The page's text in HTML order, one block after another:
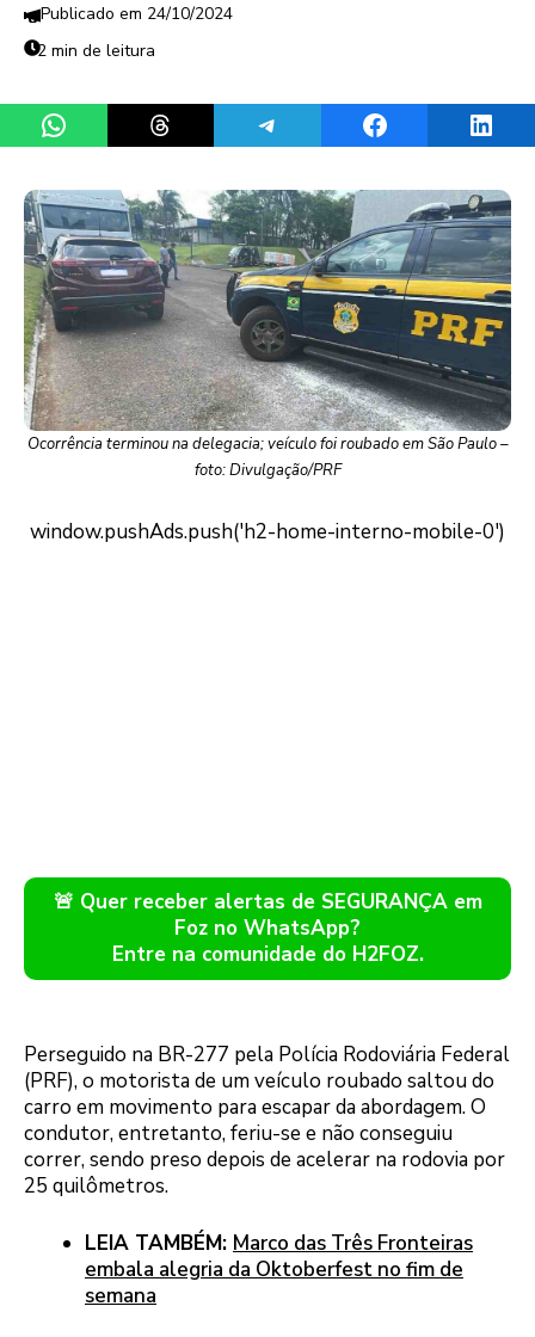
24/10/2024
2 min de leitura
Share on WhatsAppShare on ThreadsShare on TelegramShare on Facebook
Ocorrência terminou na delegacia; veículo foi roubado em São Paulo –
foto: Divulgação/PRF
🚨 Quer receber alertas de SEGURANÇA em
Foz no WhatsApp?
Entre na comunidade do H2FOZ.
Perseguido na BR-277 pela Polícia Rodoviária Federal
(PRF), o motorista de um veículo roubado saltou do
carro em movimento para escapar da abordagem. O
condutor, entretanto, feriu-se e não conseguiu
correr, sendo preso depois de acelerar na rodovia por
25 quilômetros.
LEIA TAMBÉM: Marco das Três Fronteiras
embala alegria da Oktoberfest no fim de
semana